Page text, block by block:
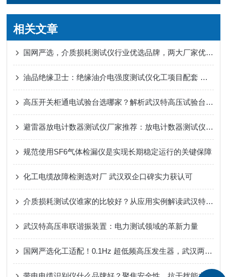
相关文章
国网严选，介质损耗测试仪行业优选品牌，两大厂家优势解析
油品绝缘卫士：绝缘油介电强度测试仪化工项目配套 值得选择！
高压开关柜通电试验台选哪家？解析武汉特高压试验台的集成方案
避雷器放电计数器测试仪厂家推荐：放电计数器测试仪的运维价值解析
规范使用SF6气体检漏仪是实现长期稳定运行的关键保障
化工电缆故障检测选对厂 武汉双企口碑实力获认可
介质损耗测试仪谁家的比较好？从应用实例解读武汉特高压介质损耗测试仪
武汉特高压串联谐振装置：电力测试领域的革新力量
国网严选化工适配！0.1Hz 超低频高压发生器，武汉两企口碑之选​